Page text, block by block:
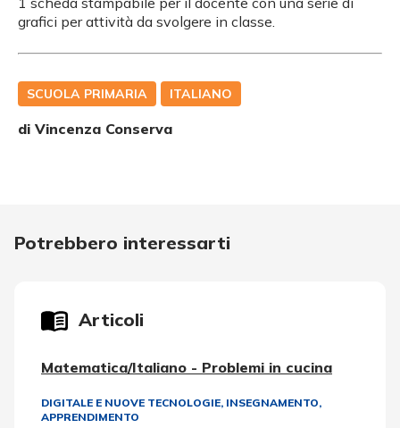
grafici per attività da svolgere in classe.
SCUOLA PRIMARIA ITALIANO
di Vincenza Conserva
Potrebbero interessarti
Articoli
Matematica/Italiano - Problemi in cucina
DIGITALE E NUOVE TECNOLOGIE, INSEGNAMENTO,
APPRENDIMENTO